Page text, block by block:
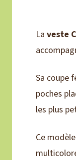
La veste
Sa coupe
poches
les plus
Ce